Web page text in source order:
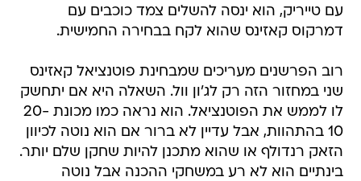
רוב הפרשנים מעריכים שמבחינת פוטנציאל קאזינס
לו לממש את הפוטנציאל. הוא נראה כמו מכונת 20-
10 בהתהוות, אבל עדיין לא ברור אם הוא נוטה לכיוון
הזאק רנדולף או שהוא מתכנן להיות שחקן שלם יותר.
בינתיים הוא לא רע במשחקי ההכנה אבל נוטה
להסתבך בעבירות, וזאת בעייה בקבוצה שגם ככה
נדיבה מדי עם הפאולים.